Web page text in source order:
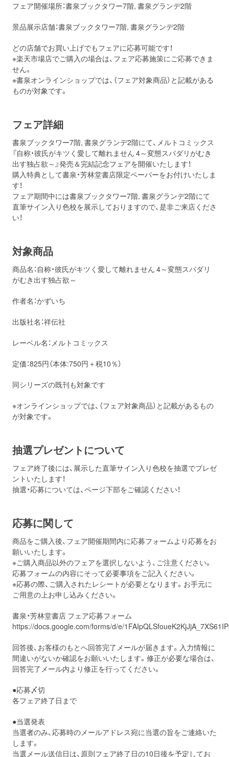
フェア開催場所：書泉ブックタワー7階, 書泉グランデ2階
景品展示店舗：書泉ブックタワー7階, 書泉グランデ2階
どの店舗でお買い上げでもフェアに応募可能です！
※楽天市場店でご購入の場合は、フェア応募施策にご応募できま
せん。
※書泉オンラインショップでは、（フェア対象商品）と記載がある
ものが対象です。
フェア詳細
書泉ブックタワー7階, 書泉グランデ2階にて、メルトコミックス
『自称・彼氏がキツく愛して離れません 4～変態スパダリがむき
出す独占欲～』発売＆完結記念フェアを開催いたします！
購入特典として書泉・芳林堂書店限定ペーパーをお付けいたしま
す！
フェア期間中には書泉ブックタワー7階, 書泉グランデ2階にて
直筆サイン入り色校を展示しておりますので、是非ご来店くださ
い！
対象商品
商品名：自称・彼氏がキツく愛して離れません 4～変態スパダリ
がむき出す独占欲～
作者名：かずいち
出版社名：祥伝社
レーベル名：メルトコミックス
定価：825円（本体:750円＋税10％）
同シリーズの既刊も対象です
※オンラインショップでは、（フェア対象商品）と記載があるもの
が対象です。
抽選プレゼントについて
フェア終了後には、展示した直筆サイン入り色校を抽選でプレゼ
ントいたします！
抽選・応募については、ページ下部をご確認ください！
応募に関して
商品をご購入後、フェア開催期間内に応募フォームより応募をお
願いいたします。
※ご購入商品以外のフェアを選択しないよう、ご注意ください。
応募フォームの内容にそって必要事項をご記入ください。
※応募の際、ご購入されたレシートが必要となります。お手元に
ご用意の上お申し込みください。
書泉・芳林堂書店 フェア応募フォーム
https://docs.google.com/forms/d/e/
回答後、お客様のもとへ回答完了メールが届きます。入力情報に
間違いがないか確認をお願いいたします。修正が必要な場合は、
回答完了メール内より修正を行ってください。
●応募〆切
各フェア終了日まで
●当選発表
当選者のみ、応募時のメールアドレス宛に当選の旨をご連絡いた
します。
当選メール送信日は、原則フェア終了日の10日後を予定してお